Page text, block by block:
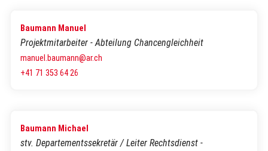
Baumann Manuel
Projektmitarbeiter - Abteilung Chancengleichheit
manuel.baumann@ar.ch
+41 71 353 64 26
Baumann Michael
stv. Departementssekretär / Leiter Rechtsdienst -